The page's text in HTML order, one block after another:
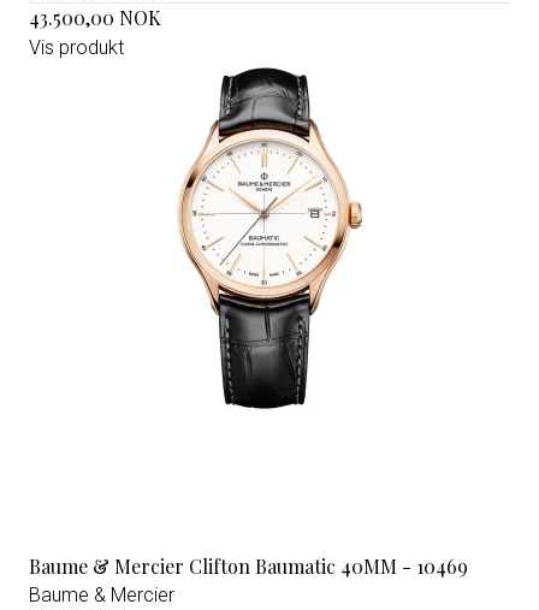
43.500,00 NOK
Vis produkt
Baume & Mercier Clifton Baumatic 40MM - 10469
Baume & Mercier